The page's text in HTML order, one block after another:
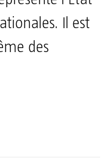
Il est
des